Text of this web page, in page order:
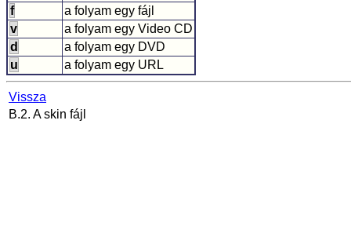
f
a folyam egy fájl
v
a folyam egy Video CD
d
a folyam egy DVD
u
a folyam egy URL
Vissza
B.2. A skin fájl